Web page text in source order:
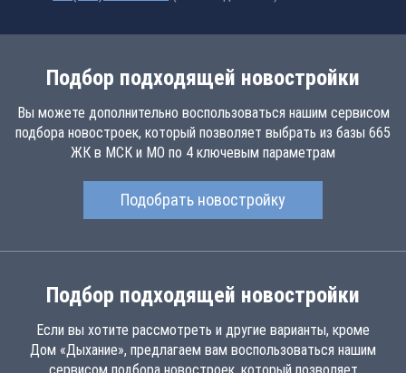
Подбор подходящей новостройки
Вы можете дополнительно воспользоваться нашим сервисом
подбора новостроек, который позволяет выбрать из базы 665
ЖК в МСК и МО по 4 ключевым параметрам
Подобрать новостройку
Подбор подходящей новостройки
Если вы хотите рассмотреть и другие варианты, кроме
Дом «Дыхание», предлагаем вам воспользоваться нашим